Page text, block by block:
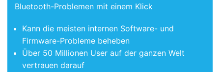
Bluetooth-Problemen mit einem Klick
Kann die meisten internen Software- und
Firmware-Probleme beheben
Über 50 Millionen User auf der ganzen Welt
vertrauen darauf